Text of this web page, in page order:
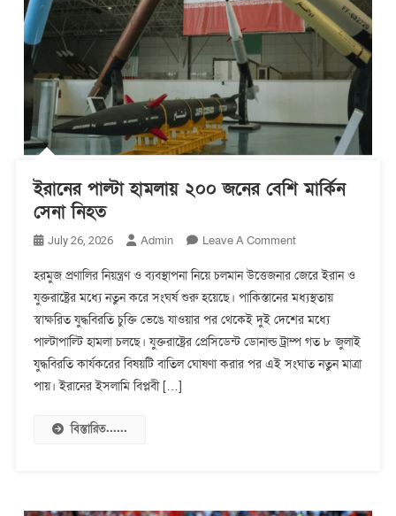
ইরানের পাল্টা হামলায় ২০০ জনের বেশি মার্কিন
সেনা নিহত
July 26, 2026 Admin Leave A CommentOn
পাল্টা
হামলায়
২০০
জনের
বেশি
হরমুজ প্রণালির নিয়ন্ত্রণ ও ব্যবস্থাপনা নিয়ে চলমান উত্তেজনার জেরে ইরান ও
যুক্তরাষ্ট্রের মধ্যে নতুন করে সংঘর্ষ শুরু হয়েছে। পাকিস্তানের মধ্যস্থতায়
স্বাক্ষরিত যুদ্ধবিরতি চুক্তি ভেঙে যাওয়ার পর থেকেই দুই দেশের মধ্যে
পাল্টাপাল্টি হামলা চলছে। যুক্তরাষ্ট্রের প্রেসিডেন্ট ডোনাল্ড ট্রাম্প গত ৮ জুলাই
যুদ্ধবিরতি কার্যকরের বিষয়টি বাতিল ঘোষণা করার পর এই সংঘাত নতুন মাত্রা
পায়। ইরানের ইসলামি বিপ্লবী […]
বিস্তারিত......